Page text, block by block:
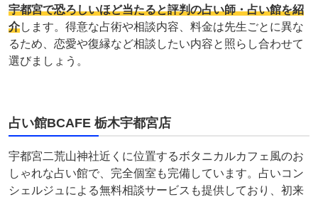
宇都宮で恐ろしいほど当たると評判の占い師・占い館を紹
介します。得意な占術や相談内容、料金は先生ごとに異な
るため、恋愛や復縁など相談したい内容と照らし合わせて
選びましょう。
占い館BCAFE 栃木宇都宮店
宇都宮二荒山神社近くに位置するボタニカルカフェ風のお
しゃれな占い館で、完全個室も完備しています。占いコン
シェルジュによる無料相談サービスも提供しており、初来